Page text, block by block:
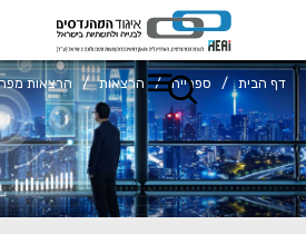
דף הבית / ספרייה / הרצאות / הרצאות